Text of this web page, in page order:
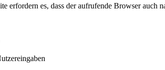
erfordern es, dass der aufrufende Browser